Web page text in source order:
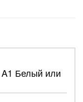
A1 Белый или